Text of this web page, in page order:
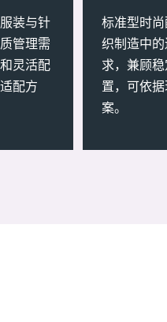
装与针
管理需
灵活配
配方
标准型时
织制造中
求，兼顾
置，可依
案。